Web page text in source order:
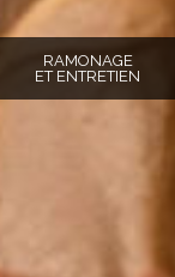
RAMONAGE
ET ENTRETIEN